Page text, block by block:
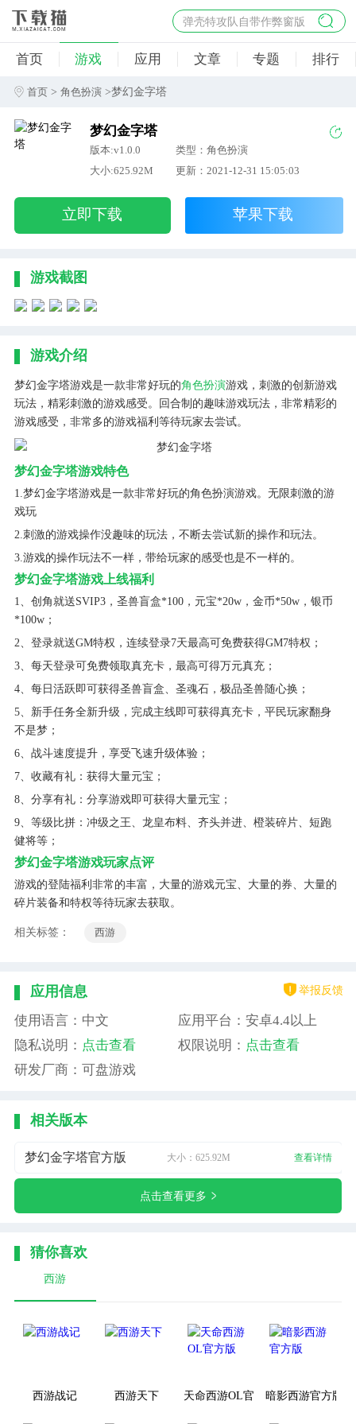
弹壳特攻队自带作弊窗版
杀手47行动
地狱幸存者破解版
首页 游戏 应用 文章 专题 排行
首页 >角色扮演 >梦幻金字塔
梦幻金字塔
版本:v1.0.0
类型：角色扮演
大小:625.92M
更新：2021-12-31 15:05:03
立即下载 苹果下载
游戏截图
游戏介绍
梦幻金字塔游戏是一款非常好玩的角色扮演游戏，刺激的创新游戏
玩法，精彩刺激的游戏感受。回合制的趣味游戏玩法，非常精彩的
游戏感受，非常多的游戏福利等待玩家去尝试。
梦幻金字塔游戏特色
1.梦幻金字塔游戏是一款非常好玩的角色扮演游戏。无限刺激的游
戏玩
2.刺激的游戏操作没趣味的玩法，不断去尝试新的操作和玩法。
3.游戏的操作玩法不一样，带给玩家的感受也是不一样的。
梦幻金字塔游戏上线福利
1、创角就送SVIP3，圣兽盲盒*100，元宝*20w，金币*50w，银币
*100w；
2、登录就送GM特权，连续登录7天最高可免费获得GM7特权；
3、每天登录可免费领取真充卡，最高可得万元真充；
4、每日活跃即可获得圣兽盲盒、圣魂石，极品圣兽随心换；
5、新手任务全新升级，完成主线即可获得真充卡，平民玩家翻身
不是梦；
6、战斗速度提升，享受飞速升级体验；
7、收藏有礼：获得大量元宝；
8、分享有礼：分享游戏即可获得大量元宝；
9、等级比拼：冲级之王、龙皇布料、齐头并进、橙装碎片、短跑
健将等；
梦幻金字塔游戏玩家点评
游戏的登陆福利非常的丰富，大量的游戏元宝、大量的券、大量的
碎片装备和特权等待玩家去获取。
相关标签： 西游
应用信息 举报反馈
使用语言：中文
应用平台：安卓4.4以上
隐私说明： 点击查看 权限说明： 点击查看
研发厂商：可盘游戏
相关版本
梦幻金字塔官方版 大小：625.92M 查看详情
点击查看更多
猜你喜欢
西游
西游战记 西游天下 天命西游OL官方版暗影西游官方版